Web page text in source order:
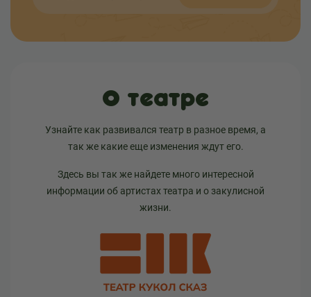
О театре
Узнайте как развивался театр в разное время, а
так же какие еще изменения ждут его.
Здесь вы так же найдете много интересной
информации об артистах театра и о закулисной
жизни.